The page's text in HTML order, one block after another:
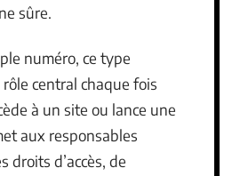
sûre.
numéro, ce type
central chaque fois
à un site ou lance une
aux responsables
droits d’accès, de